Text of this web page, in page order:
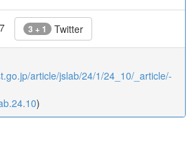
3 + 1 Twitter
article/jslab/24/1/24_10/_article/-
)